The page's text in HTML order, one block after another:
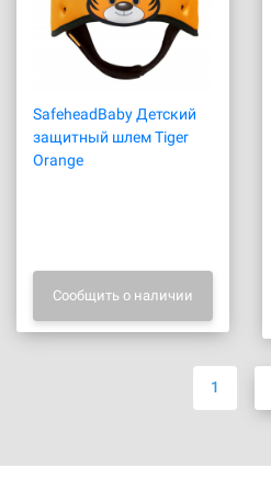
SafeheadBaby Детский
защитный шлем Tiger
Orange
Сообщить о наличии
1